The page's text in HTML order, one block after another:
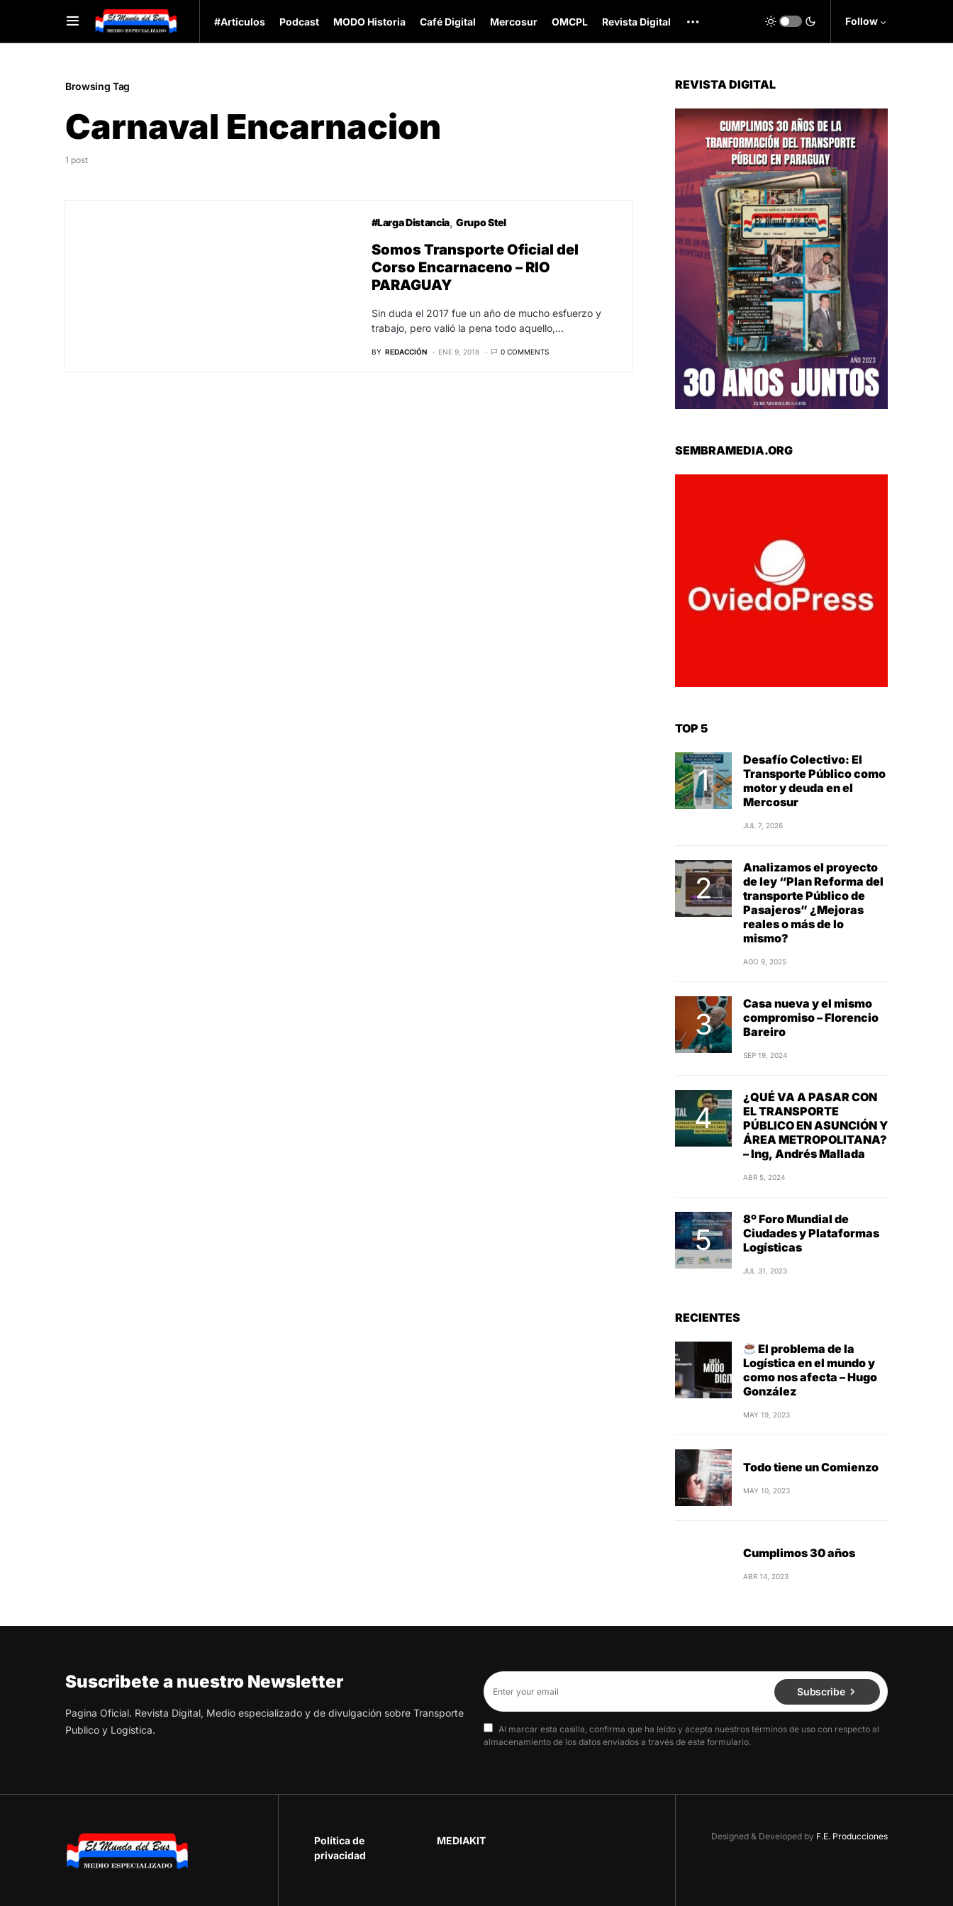
#Articulos Podcast MODO Historia Café Digital Mercosur OMCPL Revista Digital Follow
Browsing Tag
Carnaval Encarnacion
1 post
#Larga Distancia Grupo Stel
Somos Transporte Oficial del
Corso Encarnaceno – RIO
PARAGUAY
Sin duda el 2017 fue un año de mucho esfuerzo y
trabajo, pero valió la pena todo aquello,…
BY REDACCIÓN ENE 9, 2018 0 COMMENTS
REVISTA DIGITAL
SEMBRAMEDIA.ORG
TOP 5
Desafío Colectivo: El
Transporte Público como
motor y deuda en el
Mercosur
JUL 7, 2026
Analizamos el proyecto
de ley “Plan Reforma del
transporte Público de
Pasajeros” ¿Mejoras
reales o más de lo
mismo?
AGO 9, 2025
Casa nueva y el mismo
compromiso – Florencio
Bareiro
SEP 19, 2024
¿QUÉ VA A PASAR CON
EL TRANSPORTE
PÚBLICO EN ASUNCIÓN Y
ÁREA METROPOLITANA?
– Ing, Andrés Mallada
ABR 5, 2024
8º Foro Mundial de
Ciudades y Plataformas
Logísticas
JUL 31, 2023
RECIENTES
El problema de la
Logística en el mundo y
como nos afecta – Hugo
González
MAY 19, 2023
Todo tiene un Comienzo
MAY 10, 2023
Cumplimos 30 años
ABR 14, 2023
Suscribete a nuestro Newsletter
Pagina Oficial. Revista Digital, Medio especializado y de divulgación sobre Transporte
Publico y Logística.
Subscribe
Al marcar esta casilla, confirma que ha leído y acepta nuestros términos de uso con respecto al
almacenamiento de los datos enviados a través de este formulario.
Política de
privacidad
MEDIAKIT Designed & Developed by F.E. Producciones